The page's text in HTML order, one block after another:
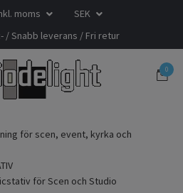
moms
SEK
/ Snabb leverans / Fri retur
0
för scen, event, kyrka och
för Scen och Studio